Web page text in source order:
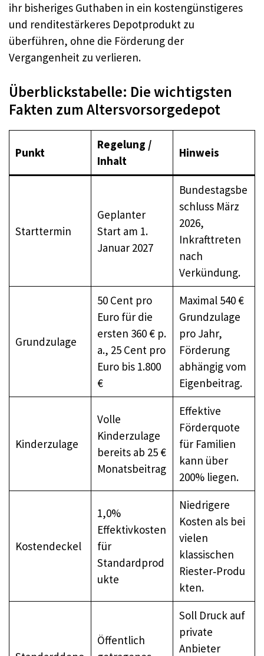
ihr bisheriges Guthaben in ein kostengünstigeres
und renditestärkeres Depotprodukt zu
überführen, ohne die Förderung der
Vergangenheit zu verlieren.
Überblickstabelle: Die wichtigsten
Fakten zum Altersvorsorgedepot
Punkt
Regelung /
Inhalt
Hinweis
Starttermin
Geplanter
Start am 1.
Januar 2027
Bundestagsbe
schluss März
2026,
Inkrafttreten
nach
Verkündung.
Grundzulage
50 Cent pro
Euro für die
ersten 360 € p.
a., 25 Cent pro
Euro bis 1.800
€
Maximal 540 €
Grundzulage
pro Jahr,
Förderung
abhängig vom
Eigenbeitrag.
Kinderzulage
Volle
Kinderzulage
bereits ab 25 €
Monatsbeitrag
Effektive
Förderquote
für Familien
kann über
200% liegen.
Kostendeckel
1,0%
Effektivkosten
für
Standardprod
ukte
Niedrigere
Kosten als bei
vielen
klassischen
Riester‑Produ
kten.
Öffentlich
Soll Druck auf
private
Anbieter